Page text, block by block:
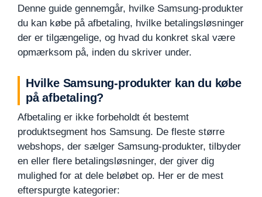
Denne guide gennemgår, hvilke Samsung-produkter
du kan købe på afbetaling, hvilke betalingsløsninger
der er tilgængelige, og hvad du konkret skal være
opmærksom på, inden du skriver under.
Hvilke Samsung-produkter kan du købe
på afbetaling?
Afbetaling er ikke forbeholdt ét bestemt
produktsegment hos Samsung. De fleste større
webshops, der sælger Samsung-produkter, tilbyder
en eller flere betalingsløsninger, der giver dig
mulighed for at dele beløbet op. Her er de mest
efterspurgte kategorier: